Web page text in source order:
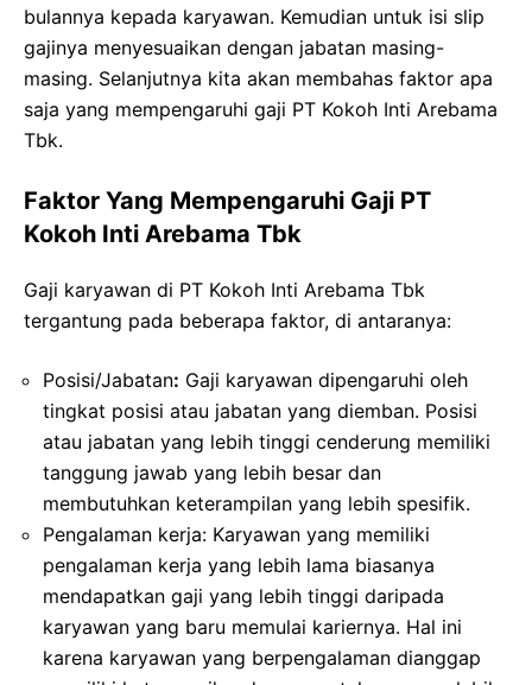
bulannya kepada karyawan. Kemudian untuk isi slip
gajinya menyesuaikan dengan jabatan masing-
masing. Selanjutnya kita akan membahas faktor apa
saja yang mempengaruhi gaji PT Kokoh Inti Arebama
Tbk.
Faktor Yang Mempengaruhi Gaji PT
Kokoh Inti Arebama Tbk
Gaji karyawan di PT Kokoh Inti Arebama Tbk
tergantung pada beberapa faktor, di antaranya:
Posisi/Jabatan: Gaji karyawan dipengaruhi oleh
tingkat posisi atau jabatan yang diemban. Posisi
atau jabatan yang lebih tinggi cenderung memiliki
tanggung jawab yang lebih besar dan
membutuhkan keterampilan yang lebih spesifik.
Pengalaman kerja: Karyawan yang memiliki
pengalaman kerja yang lebih lama biasanya
mendapatkan gaji yang lebih tinggi daripada
karyawan yang baru memulai kariernya. Hal ini
karena karyawan yang berpengalaman dianggap